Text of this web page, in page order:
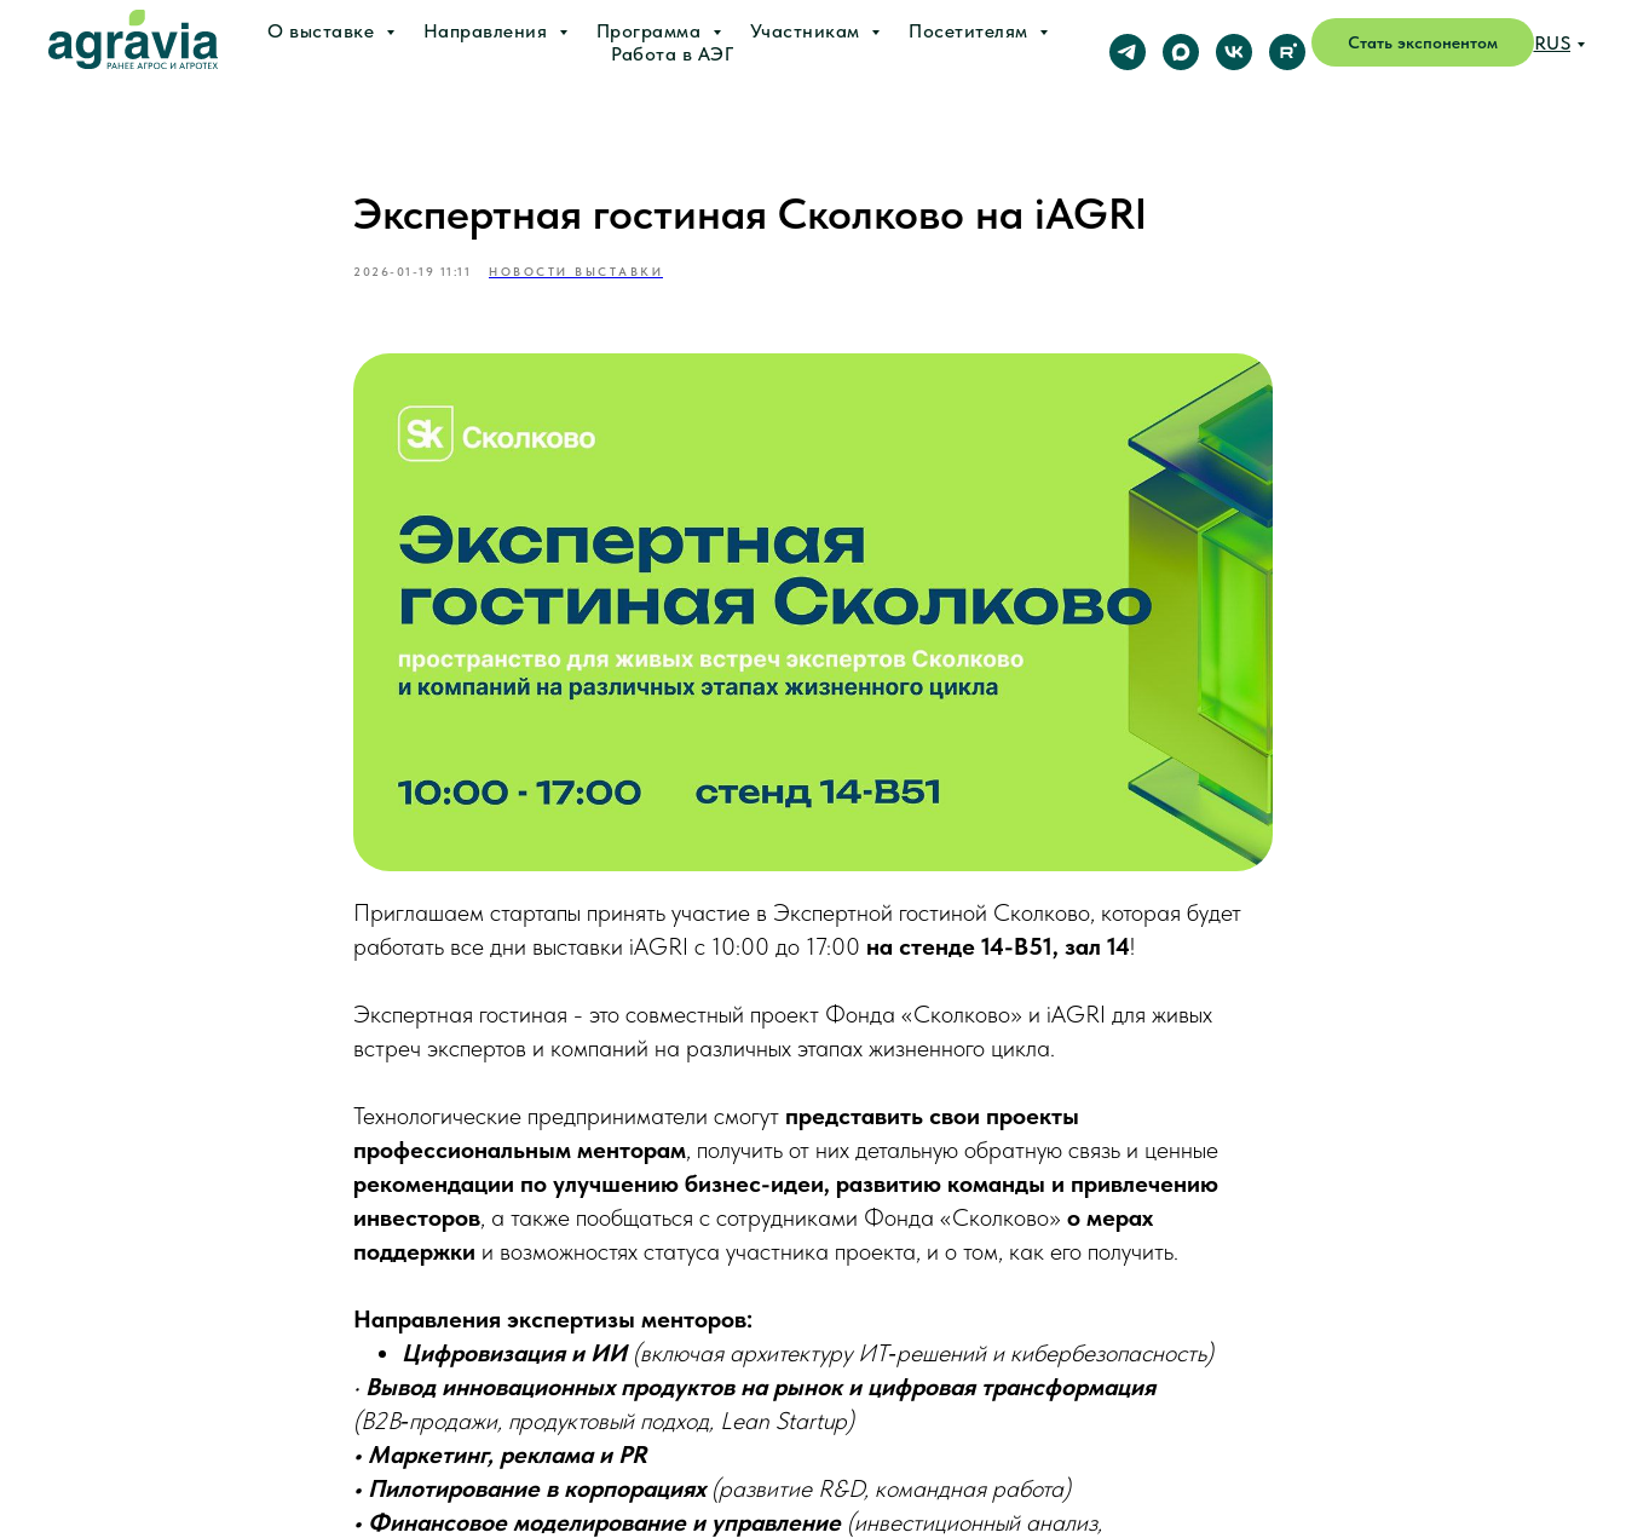
О выставке Направления Программа Участникам
Посетителям
Работа в АЭГ
Стать экспонентом RUS
Экспертная гостиная Сколково на iAGRI
2026-01-19 11:11 НОВОСТИ ВЫСТАВКИ
Приглашаем стартапы принять участие в Экспертной гостиной Сколково, которая будет
работать все дни выставки iAGRI с 10:00 до 17:00 на стенде 14-В51, зал 14!
Экспертная гостиная - это совместный проект Фонда «Сколково» и iAGRI для живых
встреч экспертов и компаний на различных этапах жизненного цикла.
Технологические предприниматели смогут представить свои проекты
профессиональным менторам, получить от них детальнyю обратную связь и ценные
рекомендации по улучшению бизнес-идеи, развитию команды и привлечению
инвесторов, а также пообщаться с сотрудниками Фонда «Сколково» о мерах
поддержки и возможностях статуса участника проекта, и о том, как его получить.
Направления экспертизы менторов:
Цифровизация и ИИ(включая архитектуру ИТ‑решений и кибербезопасность)
• Вывод инновационных продуктов на рынок и цифровая трансформация
(B2B‑продажи, продуктовый подход, Lean Startup)
• Маркетинг, реклама и PR
• Пилотирование в корпорациях(развитие R&D, командная работа)
• Финансовое моделирование и управление(инвестиционный анализ,